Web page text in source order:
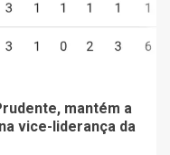
mantém a
vice-liderança da